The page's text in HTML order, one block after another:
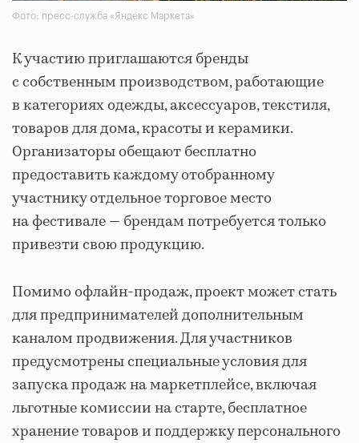
Фото: пресс-служба «Яндекс Маркета»
К участию приглашаются бренды
с собственным производством, работающие
в категориях одежды, аксессуаров, текстиля,
товаров для дома, красоты и керамики.
Организаторы обещают бесплатно
предоставить каждому отобранному
участнику отдельное торговое место
на фестивале — брендам потребуется только
привезти свою продукцию.
Помимо офлайн-продаж, проект может стать
для предпринимателей дополнительным
каналом продвижения. Для участников
предусмотрены специальные условия для
запуска продаж на маркетплейсе, включая
льготные комиссии на старте, бесплатное
хранение товаров и поддержку персонального